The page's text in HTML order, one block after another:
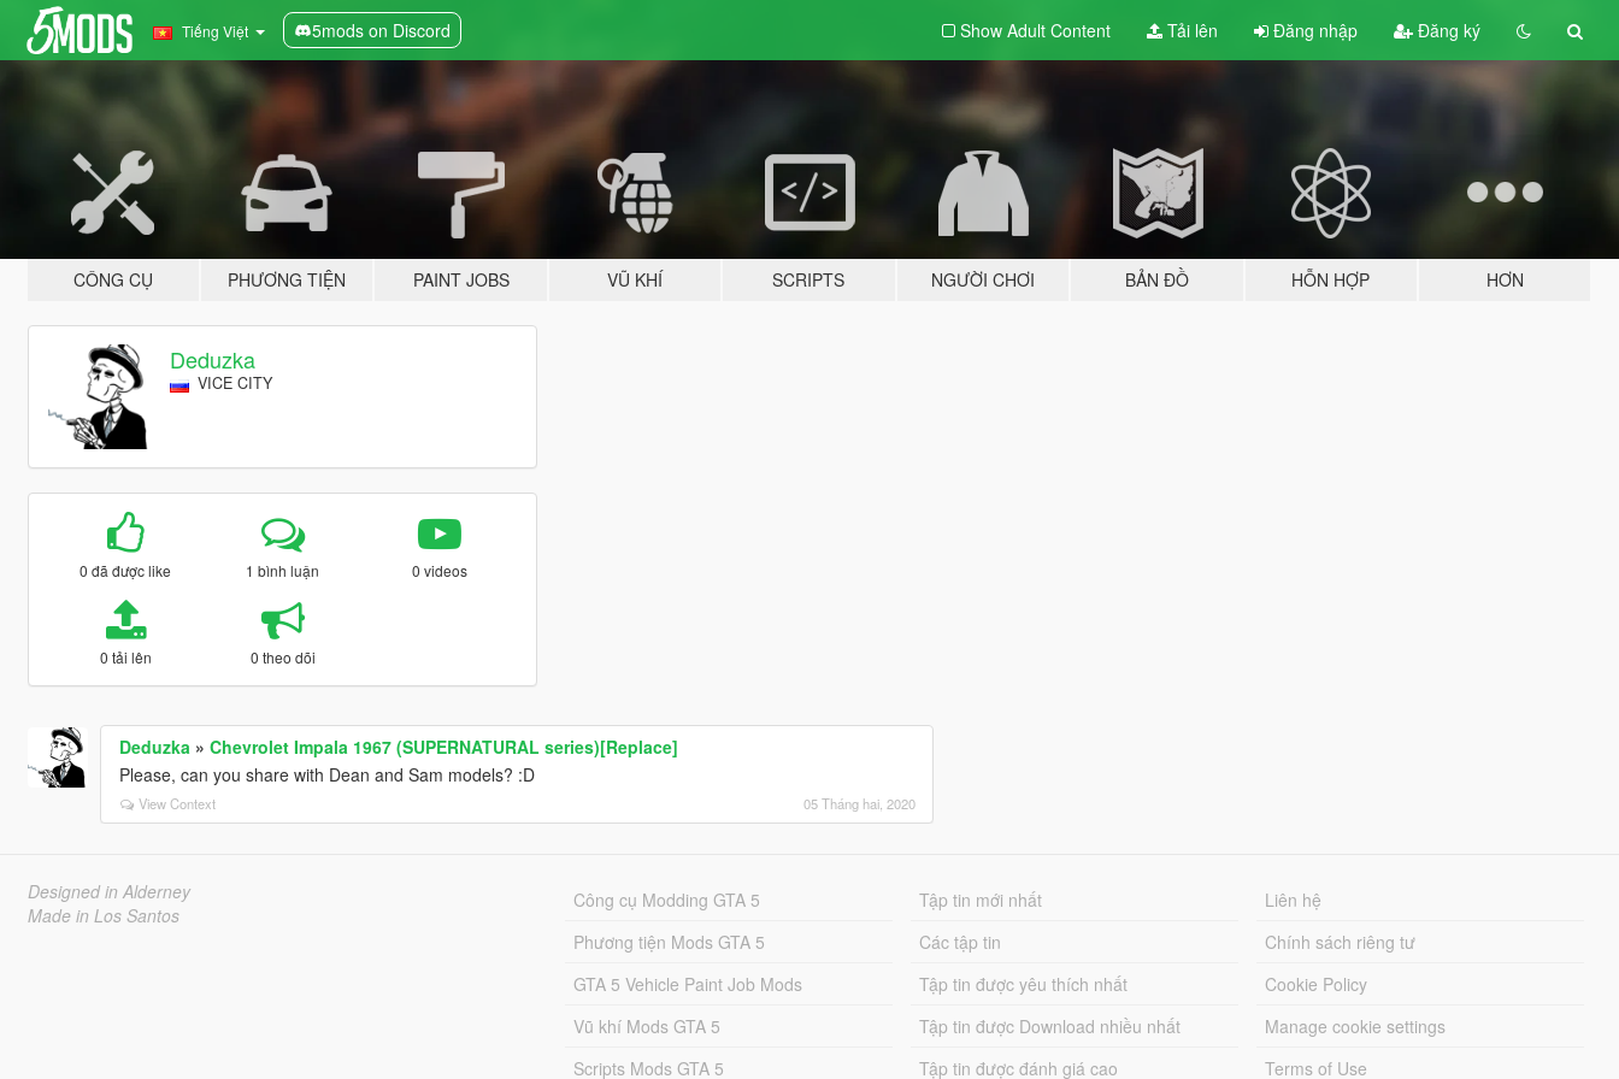
Tiếng Việt 5mods on Discord Show Adult Content Tải lên Đăng nhập Đăng ký
CÔNG CỤ PHƯƠNG TIỆN PAINT JOBS VŨ KHÍ SCRIPTS NGƯỜI CHƠI BẢN ĐỒ HỖN HỢP HƠN
Deduzka
VICE CITY
0 đã được like 1 bình luận 0 videos
0 tải lên 0 theo dõi
Deduzka » Chevrolet Impala 1967 (SUPERNATURAL series)[Replace]
Please, can you share with Dean and Sam models? :D
View Context 05 Tháng hai, 2020
Designed in Alderney
Made in Los Santos
Công cụ Modding GTA 5
Phương tiện Mods GTA 5
GTA 5 Vehicle Paint Job Mods
Vũ khí Mods GTA 5
Scripts Mods GTA 5
Tập tin mới nhất
Các tập tin
Tập tin được yêu thích nhất
Tập tin được Download nhiều nhất
Tập tin được đánh giá cao
Liên hệ
Chính sách riêng tư
Cookie Policy
Manage cookie settings
Terms of Use